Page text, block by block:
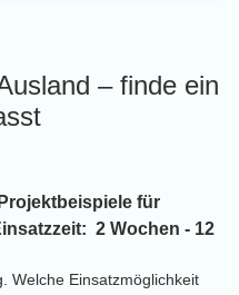
– finde ein
für
2 Wochen - 12
Welche Einsatzmöglichkeit